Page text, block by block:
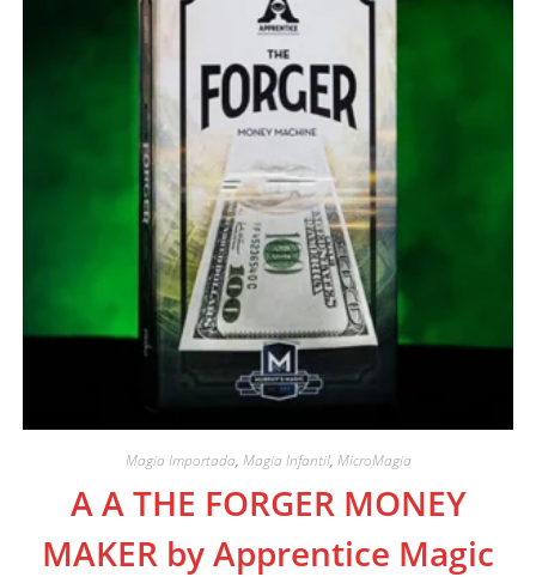
Magia Importada, Magia Infantil, MicroMagia
A A THE FORGER MONEY
MAKER by Apprentice Magic